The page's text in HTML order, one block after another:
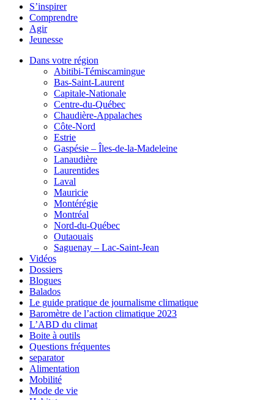
S’inspirer
Comprendre
Agir
Jeunesse
Dans votre région
Abitibi-Témiscamingue
Bas-Saint-Laurent
Capitale-Nationale
Centre-du-Québec
Chaudière-Appalaches
Côte-Nord
Estrie
Gaspésie – Îles-de-la-Madeleine
Lanaudière
Laurentides
Laval
Mauricie
Montérégie
Montréal
Nord-du-Québec
Outaouais
Saguenay – Lac-Saint-Jean
Vidéos
Dossiers
Blogues
Balados
Le guide pratique de journalisme climatique
Baromètre de l’action climatique 2023
L’ABD du climat
Boite à outils
Questions fréquentes
separator
Alimentation
Mobilité
Mode de vie